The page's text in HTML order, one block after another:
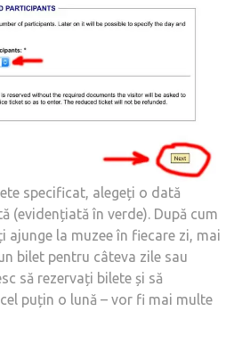
specificat, alegeți o dată
(evidențiată în verde). După cum
ajunge la muzee în fiecare zi, mai
bilet pentru câteva zile sau
să rezervați bilete și să
puțin o lună – vor fi mai multe